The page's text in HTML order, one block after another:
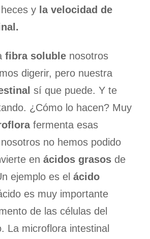
y la velocidad de
fibra soluble nosotros
digerir, pero nuestra
sí que puede. Y te
¿Cómo lo hacen? Muy
fermenta esas
no hemos podido
en ácidos grasos de
ejemplo es el ácido
es muy importante
de las células del
La microflora intestinal